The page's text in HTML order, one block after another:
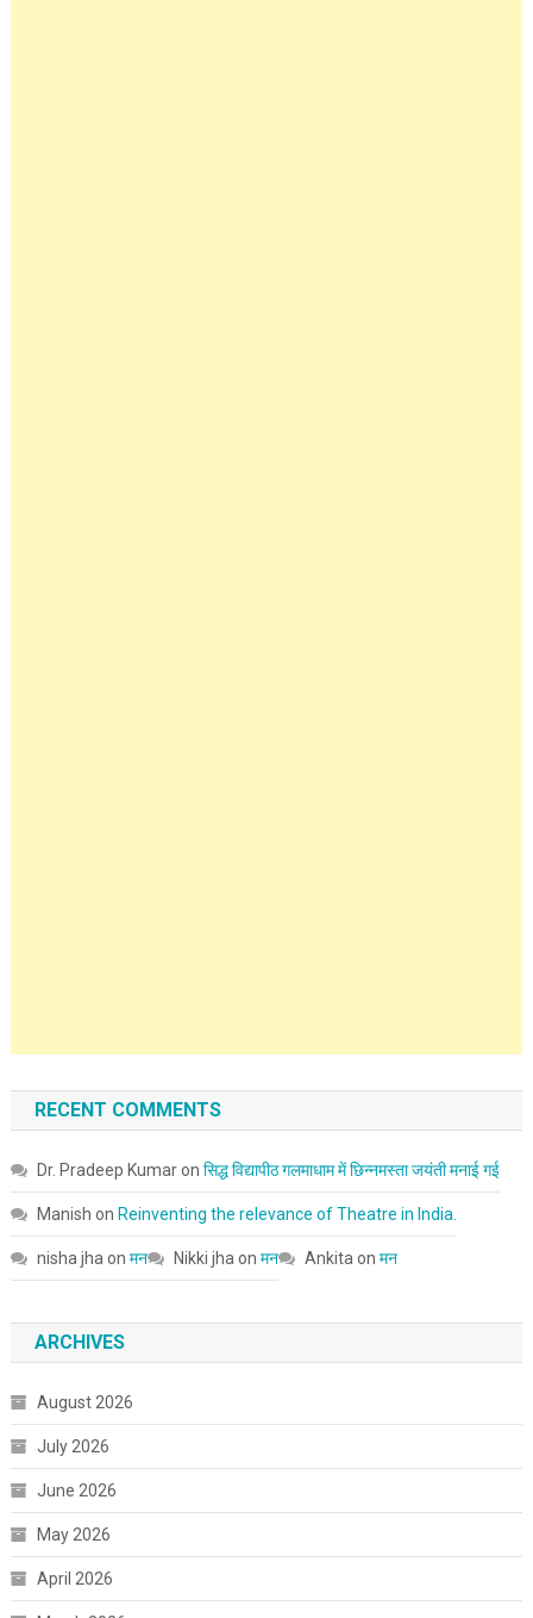
RECENT COMMENTS
Dr. Pradeep Kumaron सिद्ध विद्यापीठ गलमाधाम में छिन्नमस्ता जयंती मनाई गई
Manish on Reinventing the relevance of Theatre in India.
nisha jhaon मन Nikki jhaon मन Ankitaon मन
ARCHIVES
August 2026
July 2026
June 2026
May 2026
April 2026